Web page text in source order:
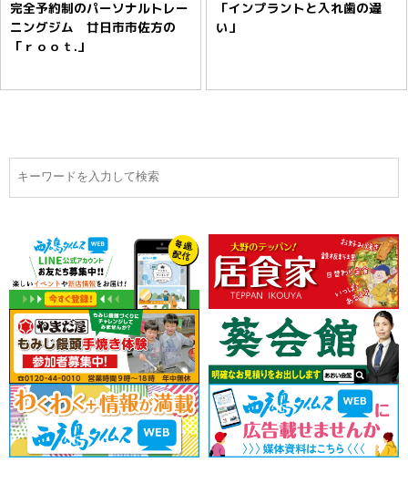
完全予約制のパーソナルトレー
ニングジム 廿日市市佐方の
「ｒｏｏｔ.」
「インプラントと入れ歯の違
い」